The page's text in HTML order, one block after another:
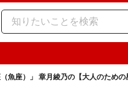
魚座）」 章月綾乃の【大人のための